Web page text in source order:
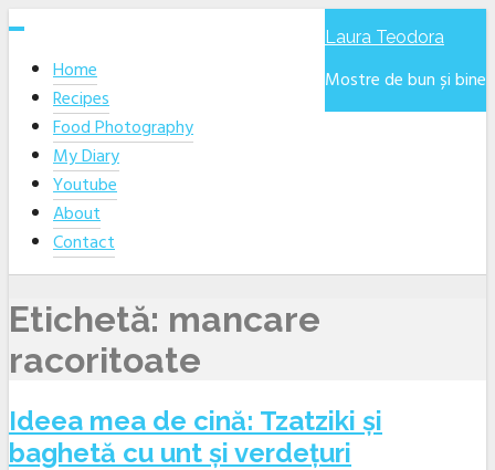
Skip
content
Laura Teodora
Mostre de bun și bine
Home
Recipes
Food Photography
My Diary
Youtube
About
Contact
Etichetă: mancare
racoritoate
Ideea mea de cină: Tzatziki și
baghetă cu unt și verdețuri